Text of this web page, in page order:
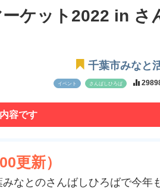
ーケット2022 in さ
千葉市みなと
イベント さんばしひろば
容です
更新）
なとのさんばしひろばで今年